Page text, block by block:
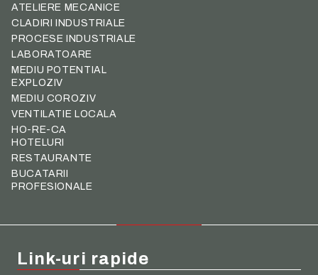
ATELIERE MECANICE
CLADIRI INDUSTRIALE
PROCESE INDUSTRIALE
LABORATOARE
MEDIU POTENTIAL
EXPLOZIV
MEDIU COROZIV
VENTILATIE LOCALA
HO-RE-CA
HOTELURI
RESTAURANTE
BUCATARII
PROFESIONALE
Link-uri rapide